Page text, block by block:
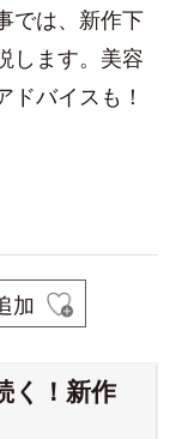
では、新作下
します。美容
バイスも！
加
く！新作